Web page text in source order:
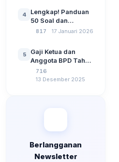
Kebangsaan, dan
Komputer Beserta
Jawaban Paling
4
Lengkap! Panduan
50 Soal dan
Jawaban Tes
Berdasarkan UU No
3 Tahun 2024
817 17 Januari 2026
5
Gaji Ketua dan
Anggota BPD Tahun
2026, Berapa
Besarannya? Ada
716
13 Desember 2025
Berlangganan
Newsletter